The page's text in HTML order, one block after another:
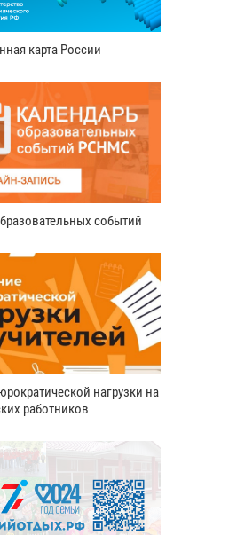
карта России
событий
нагрузки на
работников